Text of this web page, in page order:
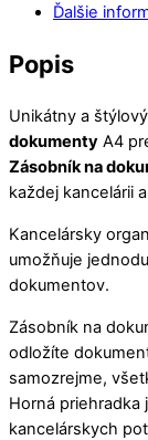
Ďalšie
Popis
Unikátny a
dokumenty A4
Zásobník na
každej kancelárii
Kancelársky
umožňuje
dokumentov.
Zásobník na
odložíte
samozrejme,
Horná priehradka
kancelárskych